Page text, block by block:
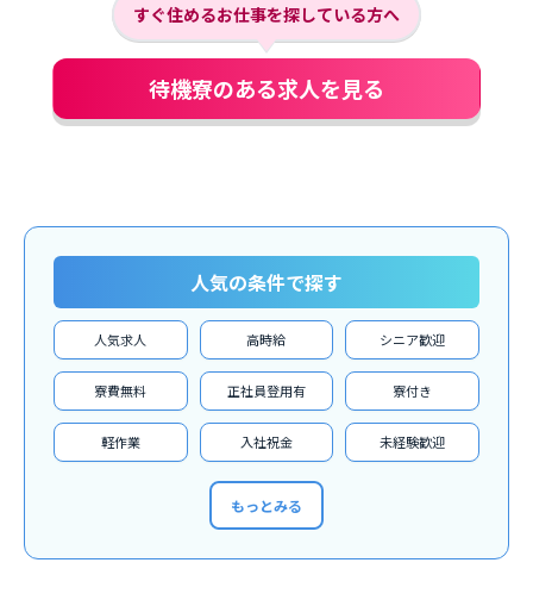
すぐ住めるお仕事を探している方へ
待機寮のある求人を見る
人気の条件で探す
人気求人 高時給 シニア歓迎
寮費無料 正社員登用有 寮付き
軽作業 入社祝金 未経験歓迎
もっとみる